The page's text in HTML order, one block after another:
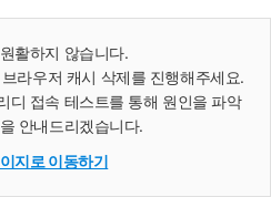
활하지 않습니다.
라우저 캐시 삭제를 진행해주세요.
디 접속 테스트를 통해 원인을 파악
안내드리겠습니다.
지로 이동하기